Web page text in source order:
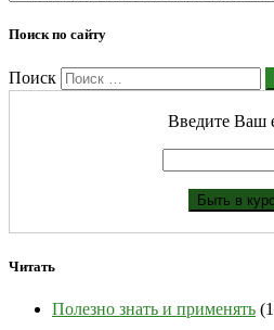
Поиск по сайту
Поиск
Введите Ваш
Читать
Полезно знать и применять